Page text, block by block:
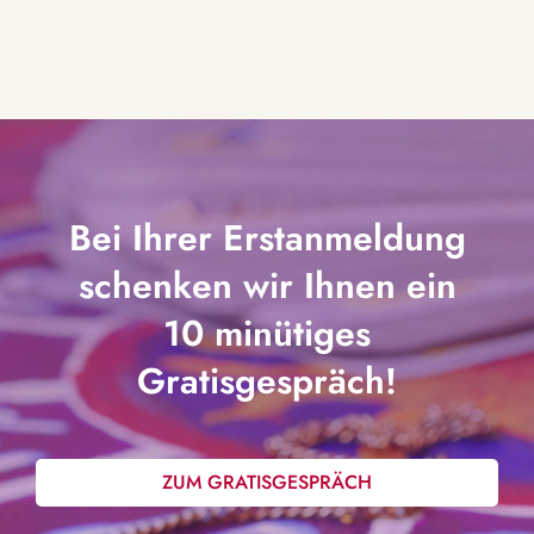
Bei Ihrer Erstanmeldung
schenken wir Ihnen ein
10 minütiges
Gratisgespräch!
ZUM GRATISGESPRÄCH